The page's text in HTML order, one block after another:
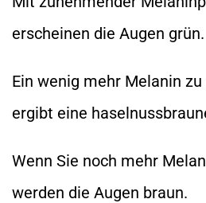
erscheinen die Augen grün.
Ein wenig mehr Melanin
ergibt eine
Wenn Sie noch mehr
werden die Augen braun.